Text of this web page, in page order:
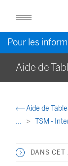
Aide de
Aide de
...
TSM -
DANS CET